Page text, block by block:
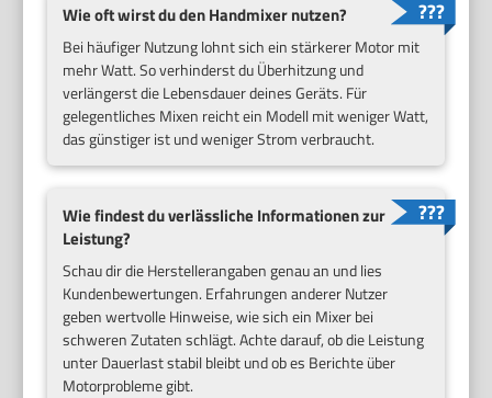
Wie oft wirst du den Handmixer nutzen?
Bei häufiger Nutzung lohnt sich ein stärkerer Motor mit
mehr Watt. So verhinderst du Überhitzung und
verlängerst die Lebensdauer deines Geräts. Für
gelegentliches Mixen reicht ein Modell mit weniger Watt,
das günstiger ist und weniger Strom verbraucht.
Wie findest du verlässliche Informationen zur
Leistung?
Schau dir die Herstellerangaben genau an und lies
Kundenbewertungen. Erfahrungen anderer Nutzer
geben wertvolle Hinweise, wie sich ein Mixer bei
schweren Zutaten schlägt. Achte darauf, ob die Leistung
unter Dauerlast stabil bleibt und ob es Berichte über
Motorprobleme gibt.